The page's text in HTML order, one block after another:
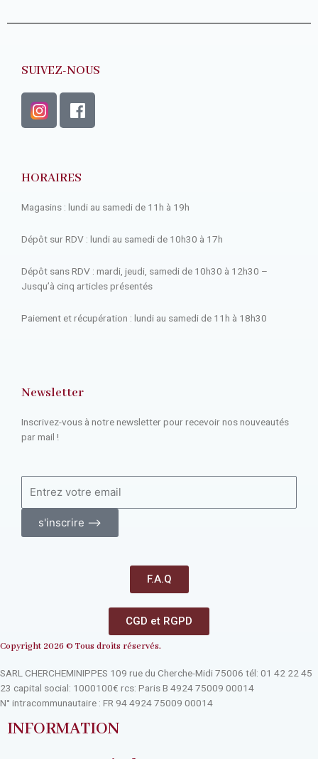
SUIVEZ-NOUS
HORAIRES
Magasins : lundi au samedi de 11h à 19h
Dépôt sur RDV : lundi au samedi de 10h30 à 17h
Dépôt sans RDV : mardi, jeudi, samedi de 10h30 à 12h30 –
Jusqu’à cinq articles présentés
Paiement et récupération : lundi au samedi de 11h à 18h30
Newsletter
Inscrivez-vous à notre newsletter pour recevoir nos nouveautés
par mail !
s'inscrire ⟶
F.A.Q
CGD et RGPD
Copyright 2026 © Tous droits réservés.
SARL CHERCHEMINIPPES 109 rue du Cherche-Midi 75006 tél: 01 42 22 45
23 capital social: 1000100€ rcs: Paris B 4924 75009 00014
N° intracommunautaire : FR 94 4924 75009 00014
INFORMATION